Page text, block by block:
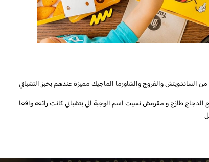
الساندويتش والفروج والشاورما الماجيك مميزة عندهم بخبز التشباتي
الدجاج طازج و مقرمش نسيت اسم الوجبة الي بتشباتي كانت رائعه واقعا